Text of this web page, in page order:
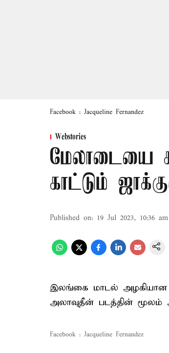
Facebook : Jacqueline Fernandez
Webstories
மேலாடையை
காட்டும்
Published on: 19 Jul 2023, 10:36 am
இலங்கை மாடல் அழகியான
அலாவுதீன் படத்தின் மூலம்
Facebook : Jacqueline Fernandez